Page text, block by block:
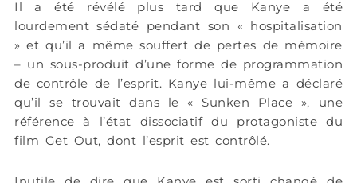
Il a été révélé plus tard que Kanye a été
lourdement sédaté pendant son « hospitalisation
» et qu’il a même souffert de pertes de mémoire
– un sous-produit d’une forme de programmation
de contrôle de l’esprit. Kanye lui-même a déclaré
qu’il se trouvait dans le « Sunken Place », une
référence à l’état dissociatif du protagoniste du
film Get Out, dont l’esprit est contrôlé.